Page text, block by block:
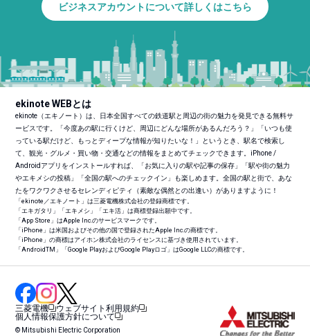
ビジネスアカウントについて詳しくはこちら
ekinote WEBとは
ekinote（エキノート）は、日本全国すべての鉄道駅と周辺の街の魅力を発見できる無料サ
ービスです。「今度あの駅に行くけど、周辺にどんな場所があるんだろう？」「いつも使
っている駅だけど、もっとディープな情報が知りたいな！」というとき、駅名で検索し
て、観光・グルメ・買い物・交通などの情報をまとめてチェックできます。iPhone /
Androidアプリをインストールすれば、「お気に入りの駅や記事の保存」「駅や街の魅力
やエキメシの投稿」「全国の駅へのチェックイン」も楽しめます。全国の駅と街で、あな
たをワクワクさせるセレンディピティ（素敵な偶然との出逢い）がありますように！
「ekinote／エキノート」は三菱電機株式会社の登録商標です。
「エキガタリ」「エキメシ」「エキ活」は商標登録出願中です。
「App Store」はApple Inc.のサービスマークです。
「iPhone」は米国およびその他の国で登録されたApple Inc.の商標です。
「iPhone」の商標はアイホン株式会社のライセンスに基づき使用されています。
「AndroidTM 」「Google PlayおよびGoogle Playロゴ」はGoogle LLCの商標です。
三菱電機
ウェブサイト利用規約
個人情報保護方針について
© Mitsubishi Electric Corporation